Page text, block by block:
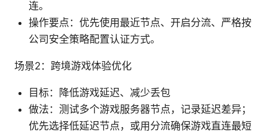
连。
操作要点：优先使用最近节点、开启分流、严格按
公司安全策略配置认证方式。
场景2：跨境游戏体验优化
目标：降低游戏延迟、减少丢包
做法：测试多个游戏服务器节点，记录延迟差异；
优先选择低延迟节点，或用分流确保游戏直连最短